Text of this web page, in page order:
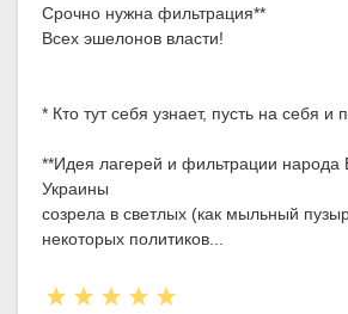
Срочно нужна фильтрация**
Всех эшелонов власти!
* Кто тут себя узнает, пусть на себя и
**Идея лагерей и фильтрации народа
Украины
созрела в светлых (как мыльный
некоторых политиков...